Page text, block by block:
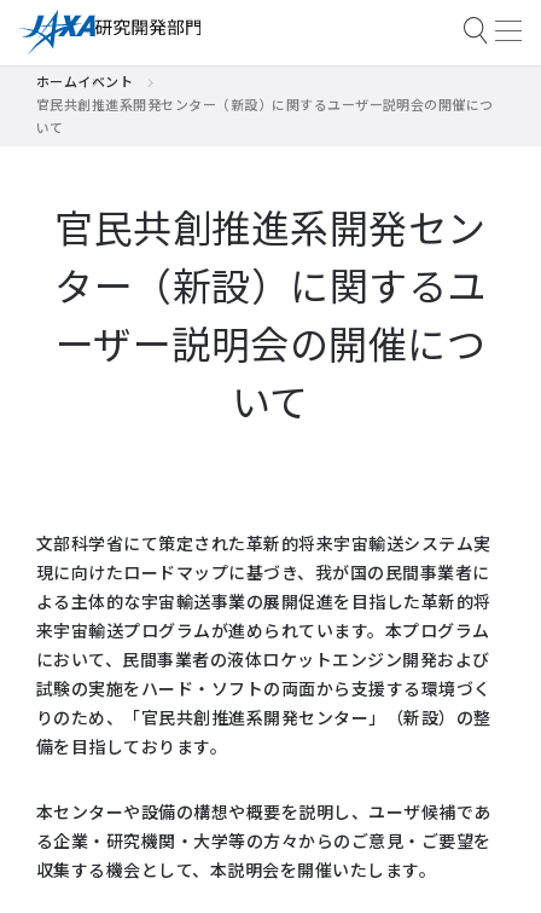
ホームイベント
官民共創推進系開発センター（新設）に関するユーザー説明会の開催につ
いて
官民共創推進系開発セン
ター（新設）に関するユ
ーザー説明会の開催につ
いて
文部科学省にて策定された革新的将来宇宙輸送システム実
現に向けたロードマップに基づき、我が国の民間事業者に
よる主体的な宇宙輸送事業の展開促進を目指した革新的将
来宇宙輸送プログラムが進められています。本プログラム
において、民間事業者の液体ロケットエンジン開発および
試験の実施をハード・ソフトの両面から支援する環境づく
りのため、「官民共創推進系開発センター」（新設）の整
備を目指しております。
本センターや設備の構想や概要を説明し、ユーザ候補であ
る企業・研究機関・大学等の方々からのご意見・ご要望を
収集する機会として、本説明会を開催いたします。